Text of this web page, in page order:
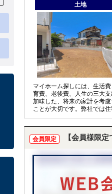
土地
マイホーム探しには、生活
育費、老後費、人生の三大支
加味した、将来の家計を考慮
ことが大切です。弊社では住
会員限定 【会員様限定